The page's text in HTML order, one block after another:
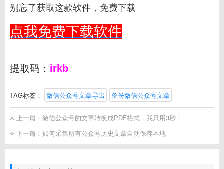
别忘了获取这款软件，免费下载
点我免费下载软件
提取码： irkb
TAG标签： 微信公众号文章导出 备份微信公众号文章
上一篇： 微信公众号的文章转换成PDF格式，我只用3秒！
下一篇： 如何采集所有公众号历史文章自动保存本地